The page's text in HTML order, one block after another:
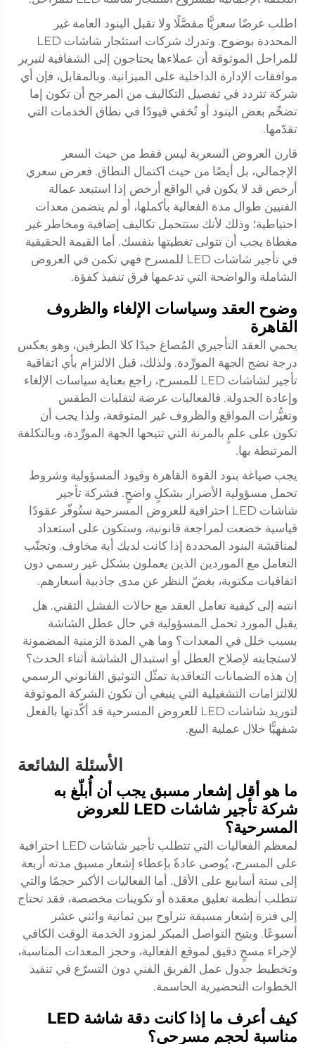
اطلب عرضًا سعريًّا مفصَّلًا ولا تقبل البنود العامة غير
المحددة بوضوح. وتدرك شركات استئجار شاشات LED
للمراحل الموثوقة أن عملاءها يحتاجون إلى الشفافية لتبرير
موافقات الإدارة الداخلية على الميزانية. وبالمقابل، فإن أي
شركة تتردد في تفصيل التكاليف من المرجح أن تكون إما
تضخّم بعض البنود أو تُخفي قيودًا في نطاق الخدمات التي
تقدّمها.
قارن العروض السعرية ليس فقط من حيث السعر
الإجمالي، بل أيضًا من حيث اكتمال النطاق. فعرض سعري
أرخص قد لا يكون في الواقع أرخص إذا استبعد عمالة
الفنيين طوال مدة الفعالية بأكملها، أو لم يتضمن معدات
احتياطية؛ وذلك لأنك ستتحمل تكاليف إضافية ومخاطر غير
مغطاة يجب أن تتولى تغطيتها بنفسك. أما القيمة الحقيقية
في تأجير شاشات LED للمسرح فهي تكمن في العروض
الشاملة والواضحة التي تدعمها فرق تنفيذ كفؤة.
وضوح العقد وسياسات الإلغاء والظروف
القاهرة
يحمي العقد التأجيري المُصاغ جيدًا كلا الطرفين، وهو يعكس
درجة نضج الجهة المورِّدة. ولذلك، قبل الالتزام بأي اتفاقية
تأجير لشاشات LED للمسرح، راجع بعناية سياسات الإلغاء
وإعادة الجدولة. فالفعاليات عرضة لتقلبات الطقس
وتغيُّرات المواقع والظروف غير المتوقعة، ولذا يجب أن
تكون على علمٍ بالمرنة التي تتيحها الجهة المورِّدة، وبالتكلفة
المرتبطة بها.
يجب صياغة بنود القوة القاهرة وقيود المسؤولية وشروط
تحمل مسؤولية الأضرار بشكلٍ واضحٍ. فشركة تأجير
شاشات LED احترافية للعروض المسرحية ستُوفّر عقودًا
قياسية خضعت لمراجعة قانونية، وستكون على استعداد
لمناقشة البنود المحددة إذا كانت لديك أية مخاوف. وتجنّب
التعامل مع الموردين الذين يعملون بشكل غير رسمي دون
اتفاقيات مكتوبة، بغضّ النظر عن مدى جاذبية أسعارهم.
انتبه إلى كيفية تعامل العقد مع حالات الفشل التقني. هل
يقبل المورد تحمل المسؤولية في حال عطل الشاشة
بسبب خلل في المعدات؟ وما هي المدة الزمنية المضمونة
لاستجابته لإصلاح العطل أو استبدال الشاشة أثناء الحدث؟
إن هذه الضمانات التعاقدية تمثّل التوثيق القانوني الرسمي
للالتزامات التشغيلية التي ينبغي أن تكون الشركة الموثوقة
لتوريد شاشات LED للعروض المسرحية قد أكّدتها بالفعل
شفهيًّا خلال عملية البيع.
الأسئلة الشائعة
ما هو أقل إشعار مسبق يجب أن أُبلّغ به
شركة تأجير شاشات LED للعروض
المسرحية؟
لمعظم الفعاليات التي تتطلب تأجير شاشات LED احترافية
على المسرح، يُوصى عادةً بإعطاء إشعار مسبق مدته أربعة
إلى ستة أسابيع على الأقل. أما الفعاليات الأكبر حجمًا والتي
تتطلب أنظمة تعليق معقدة أو تكوينات مخصصة، فقد تحتاج
إلى فترة إشعار مسبقة تتراوح بين ثمانية واثني عشر
أسبوعًا. ويتيح التواصل المبكر لمزود الخدمة الوقت الكافي
لإجراء مسحٍ دقيق لموقع الفعالية، وحجز المعدات المناسبة،
وتخطيط جدول عمل الفريق الفني دون التسرّع في تنفيذ
الخطوات التحضيرية الحاسمة.
كيف أعرف ما إذا كانت دقة شاشة LED
مناسبة لحجم مسرحي؟